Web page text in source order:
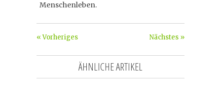
Menschenleben.
Nächstes »
« Vorheriges
ÄHNLICHE ARTIKEL